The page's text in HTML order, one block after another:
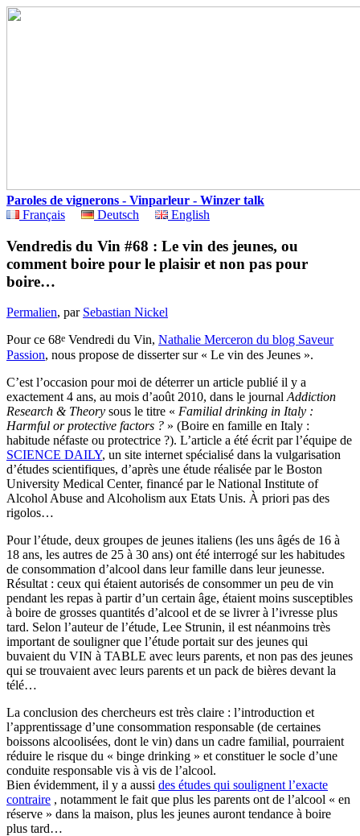
Paroles de vignerons - Vinparleur - Winzer talk
Français
Deutsch English
Vendredis du Vin #68 : Le vin des jeunes, ou
comment boire pour le plaisir et non pas pour
boire…
Permalien, par Sebastian Nickel
Pour ce 68e Vendredi du Vin, Nathalie Merceron du blog Saveur
Passion, nous propose de disserter sur « Le vin des Jeunes ».
C’est l’occasion pour moi de déterrer un article publié il y a
exactement 4 ans, au mois d’août 2010, dans le journal Addiction
Research & Theory sous le titre « Familial drinking in Italy :
Harmful or protective factors ? » (Boire en famille en Italy :
habitude néfaste ou protectrice ?). L’article a été écrit par l’équipe de
SCIENCE DAILY, un site internet spécialisé dans la vulgarisation
d’études scientifiques, d’après une étude réalisée par le Boston
University Medical Center, financé par le National Institute of
Alcohol Abuse and Alcoholism aux Etats Unis. À priori pas des
rigolos…
Pour l’étude, deux groupes de jeunes italiens (les uns âgés de 16 à
18 ans, les autres de 25 à 30 ans) ont été interrogé sur les habitudes
de consommation d’alcool dans leur famille dans leur jeunesse.
Résultat : ceux qui étaient autorisés de consommer un peu de vin
pendant les repas à partir d’un certain âge, étaient moins susceptibles
à boire de grosses quantités d’alcool et de se livrer à l’ivresse plus
tard. Selon l’auteur de l’étude, Lee Strunin, il est néanmoins très
important de souligner que l’étude portait sur des jeunes qui
buvaient du VIN à TABLE avec leurs parents, et non pas des jeunes
qui se trouvaient avec leurs parents et un pack de bières devant la
télé…
La conclusion des chercheurs est très claire : l’introduction et
l’apprentissage d’une consommation responsable (de certaines
boissons alcoolisées, dont le vin) dans un cadre familial, pourraient
réduire le risque du « binge drinking » et constituer le socle d’une
conduite responsable vis à vis de l’alcool.
Bien évidemment, il y a aussi des études qui soulignent l’exacte
contraire , notamment le fait que plus les parents ont de l’alcool « en
réserve » dans la maison, plus les jeunes auront tendance à boire
plus tard…